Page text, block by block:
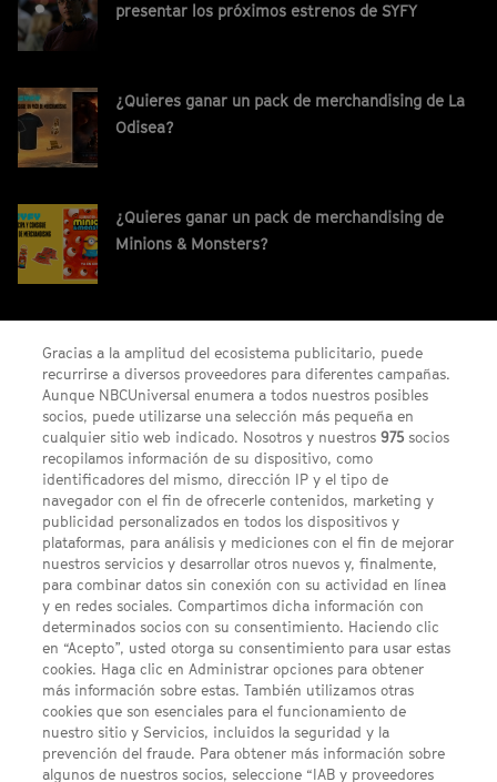
presentar los próximos estrenos de SYFY
¿Quieres ganar un pack de merchandising de La
Odisea?
¿Quieres ganar un pack de merchandising de
Minions & Monsters?
Síguenos
FACEBOOK
TWITTER
YOUTUBEINSTAGRAM
ENLACES DE INTERÉS
Acerca de SYFY
Condiciones Generales de Uso
Opciones de Anuncios
Política de privacidad
Gracias a la amplitud del ecosistema publicitario, puede
recurrirse a diversos proveedores para diferentes campañas.
Aunque NBCUniversal enumera a todos nuestros posibles
socios, puede utilizarse una selección más pequeña en
cualquier sitio web indicado. Nosotros y nuestros975 socios
recopilamos información de su dispositivo, como
identificadores del mismo, dirección IP y el tipo de
navegador con el fin de ofrecerle contenidos, marketing y
publicidad personalizados en todos los dispositivos y
plataformas, para análisis y mediciones con el fin de mejorar
nuestros servicios y desarrollar otros nuevos y, finalmente,
para combinar datos sin conexión con su actividad en línea
y en redes sociales. Compartimos dicha información con
determinados socios con su consentimiento. Haciendo clic
en “Acepto”, usted otorga su consentimiento para usar estas
cookies. Haga clic en Administrar opciones para obtener
más información sobre estas. También utilizamos otras
cookies que son esenciales para el funcionamiento de
nuestro sitio y Servicios, incluidos la seguridad y la
prevención del fraude. Para obtener más información sobre
algunos de nuestros socios, seleccione “IAB y proveedores